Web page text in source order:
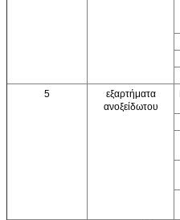
5
εξαρτήματα
ανοξείδωτου